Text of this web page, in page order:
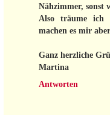
Nähzimmer, sonst
Also träume ich
machen es mir
Ganz herzliche
Martina
Antworten